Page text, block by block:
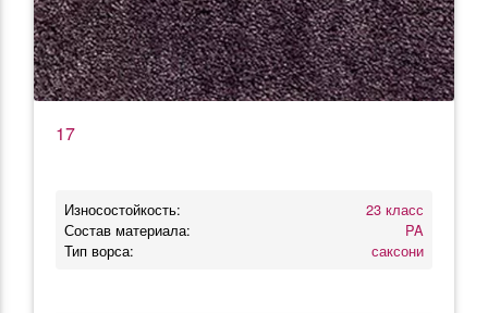
17
Износостойкость:
23 класс
Состав материала:
PA
Тип ворса:
саксони